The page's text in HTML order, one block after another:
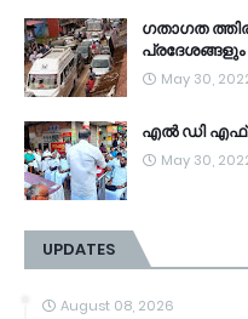
ഗതാഗത
May 30,
എൽ ഡി എഫ്
May 30,
UPDATES
August 08, 2026